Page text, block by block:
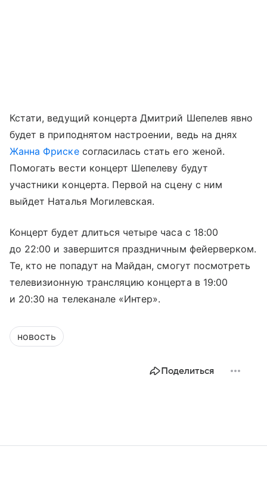
Кстати, ведущий концерта Дмитрий Шепелев явно
будет в приподнятом настроении, ведь на днях
Жанна Фрискесогласилась стать его женой.
Помогать вести концерт Шепелеву будут
участники концерта. Первой на сцену с ним
выйдет Наталья Могилевская.
Концерт будет длиться четыре часа с 18:00
до 22:00 и завершится праздничным фейерверком.
Те, кто не попадут на Майдан, смогут посмотреть
телевизионную трансляцию концерта в 19:00
и 20:30 на телеканале «Интер».
новость
Поделиться